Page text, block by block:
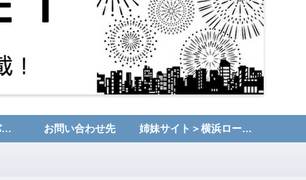
運営者情報・プライバシーポリシー お問い合わせ先 姉妹サイト＞横浜ローカルNET